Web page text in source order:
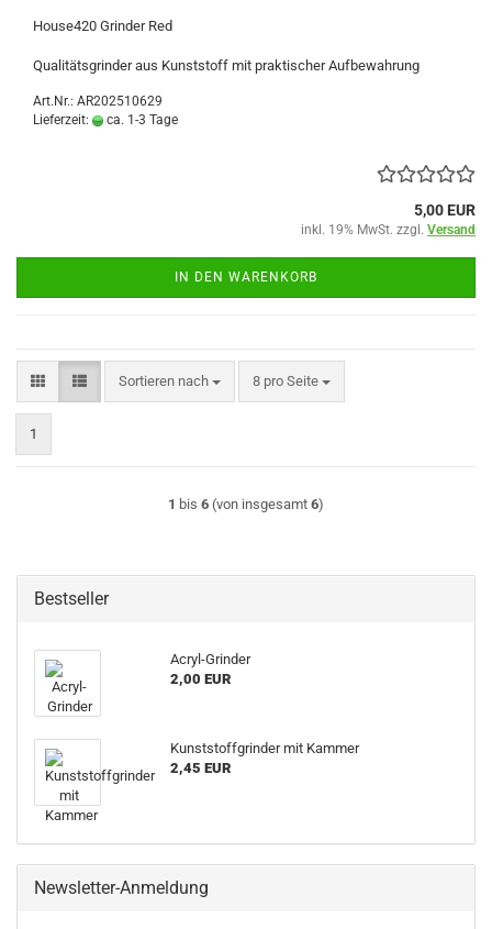
House420 Grinder Red
Qualitätsgrinder aus Kunststoff mit praktischer Aufbewahrung
Art.Nr.: AR202510629
Lieferzeit:
ca. 1-3 Tage
5,00 EUR
inkl. 19% MwSt. zzgl. Versand
IN DEN WARENKORB
Sortieren nach
Sortieren nach 8 pro Seite
pro Seite
1
1 bis 6 (von insgesamt 6)
Bestseller
Acryl-Grinder
2,00 EUR
Kunststoffgrinder mit Kammer
2,45 EUR
Newsletter-Anmeldung